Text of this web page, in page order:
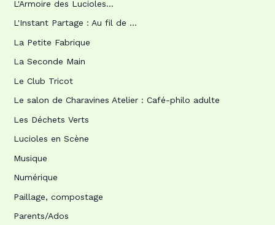
L'Armoire des Lucioles…
L'Instant Partage : Au fil de …
La Petite Fabrique
La Seconde Main
Le Club Tricot
Le salon de Charavines Atelier : Café-philo adulte
Les Déchets Verts
Lucioles en Scène
Musique
Numérique
Paillage, compostage
Parents/Ados